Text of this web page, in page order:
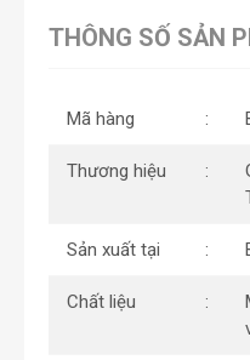
THÔNG SỐ SẢN
Mã hàng
Thương hiệu
Sản xuất tại
Chất liệu